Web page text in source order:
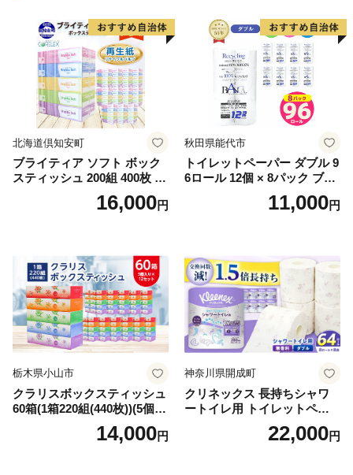
北海道倶知安町
ブライティア ソフト ボック
スティッシュ 200組 400枚 60
箱 日本製 まとめ買い ティッ
シュ リサイクル 長持 防災 常
倶知安町 日用品
16,000円
秋田県能代市
トイレットペーパー ダブル 9
6ロール 12個 × 8パック ブラ
ンカ 再生紙 100％ 芯あり 日
用品 消耗品 無香料 生活用品
11,000円
栃木県小山市
クラリスボックスティッシュ
60箱(1箱220組(440枚))(5個入
り×12セット)【1256759】
14,000円
神奈川県開成町
クリネックス 長持ちシャワ
ートイレ用 トイレットペー
パー（ダブル）64ロール(8ロ
ール×8パック) 開成町 トイレ
22,000円